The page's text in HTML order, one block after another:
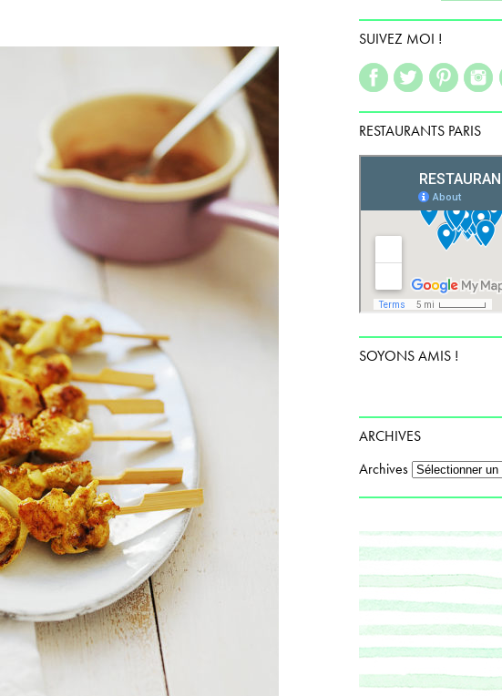
SUIVEZ MOI !
RESTAURANTS PARIS
SOYONS AMIS !
ARCHIVES
Archives